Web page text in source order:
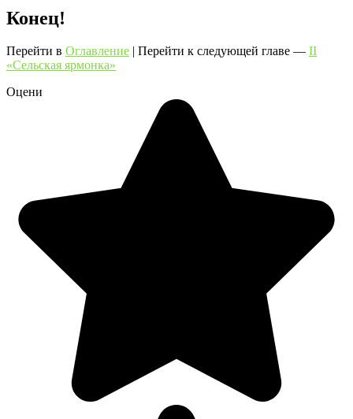
Конец!
Перейти в Оглавление | Перейти к следующей главе — II
«Сельская ярмонка»
Оцени